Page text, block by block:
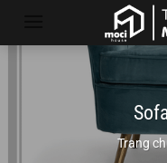
Trang